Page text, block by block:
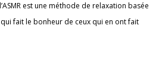
est une méthode de relaxation basée
fait le bonheur de ceux qui en ont fait